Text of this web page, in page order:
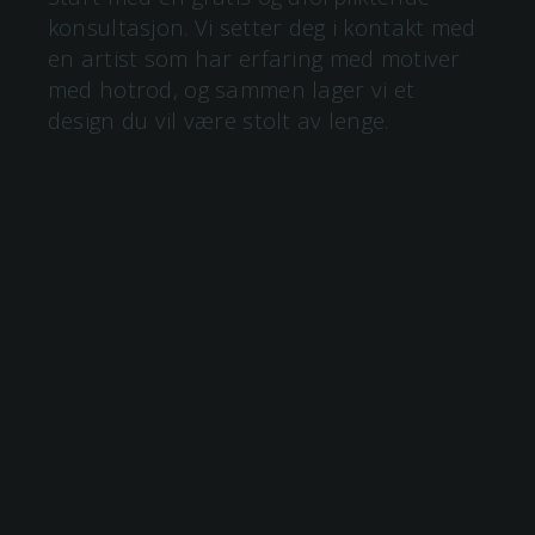
konsultasjon. Vi setter deg i kontakt med
en artist som har erfaring med motiver
med hotrod , og sammen lager vi et
design du vil være stolt av lenge.